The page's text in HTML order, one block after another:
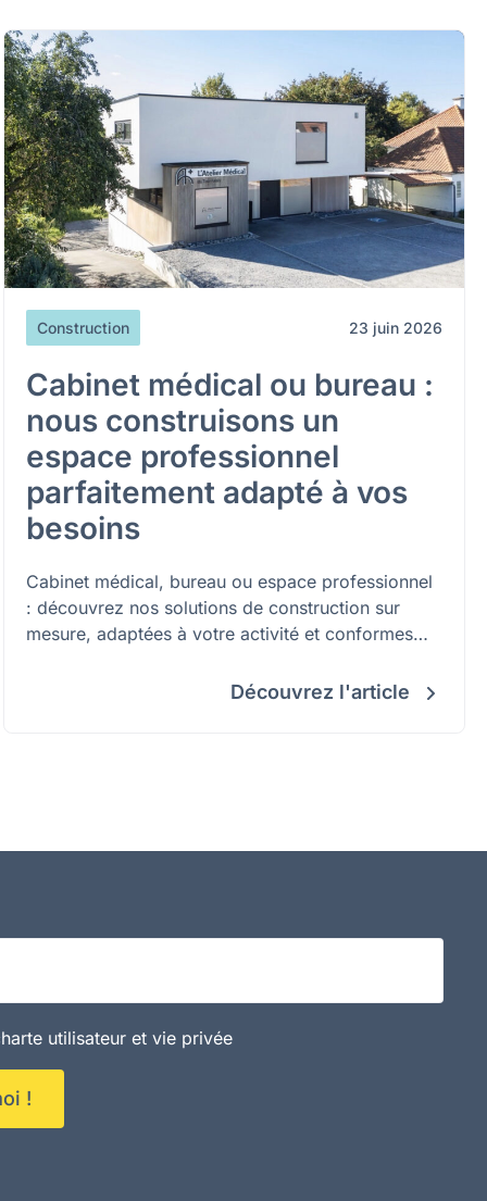
Construction 23 juin 2026
Cabinet médical ou bureau :
nous construisons un
espace professionnel
parfaitement adapté à vos
besoins
Cabinet médical, bureau ou espace professionnel
: découvrez nos solutions de construction sur
mesure, adaptées à votre activité et conformes
Découvrez l'article
utilisateur et vie privée
!